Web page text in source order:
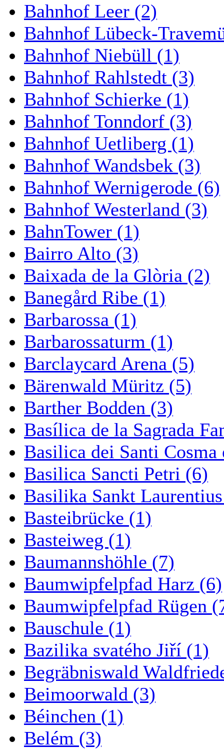
Bahnhof Leer (2)
Bahnhof Lübeck-
Bahnhof Niebüll (1)
Bahnhof Rahlstedt (3)
Bahnhof Schierke (1)
Bahnhof Tonndorf (3)
Bahnhof Uetliberg (1)
Bahnhof Wandsbek (3)
Bahnhof Wernigerode (6)
Bahnhof Westerland (3)
BahnTower (1)
Bairro Alto (3)
Baixada de la Glòria (2)
Banegård Ribe (1)
Barbarossa (1)
Barbarossaturm (1)
Barclaycard Arena (5)
Bärenwald Müritz (5)
Barther Bodden (3)
Basílica de la Sagrada
Basilica dei Santi
Basilica Sancti Petri (6)
Basilika Sankt
Basteibrücke (1)
Basteiweg (1)
Baumannshöhle (7)
Baumwipfelpfad Harz (6)
Baumwipfelpfad Rügen
Bauschule (1)
Bazilika svatého Jiří (1)
Begräbniswald
Beimoorwald (3)
Béinchen (1)
Belém (3)